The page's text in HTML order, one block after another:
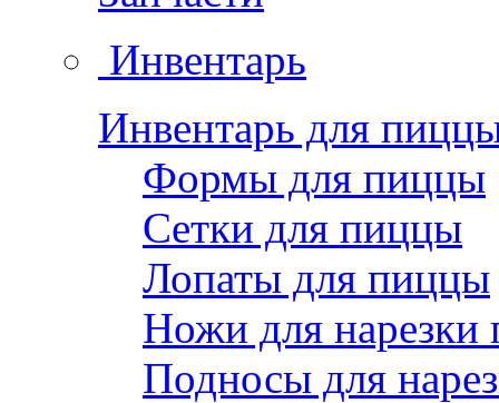
Инвентарь
Инвентарь для
Формы для пиццы
Сетки для пиццы
Лопаты для пиццы
Ножи для нарезки
Подносы для